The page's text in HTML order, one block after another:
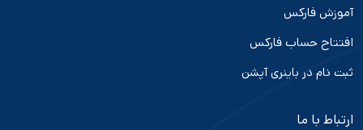
آموزش فارکس
افتتاح حساب فارکس
ثبت نام در باینری آپشن
ارتباط با ما